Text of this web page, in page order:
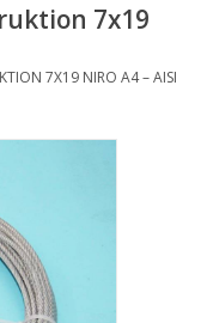
7x19
7X19 NIRO A4 – AISI